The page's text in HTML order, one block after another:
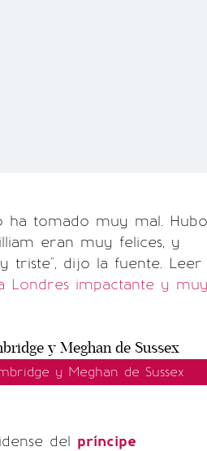
ha tomado muy mal. Hubo
eran muy felices, y
triste", dijo la fuente. Leer
Londres impactante y
y Meghan de Sussex
del príncipe